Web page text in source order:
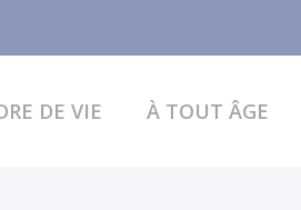
DE VIE À TOUT ÂGE